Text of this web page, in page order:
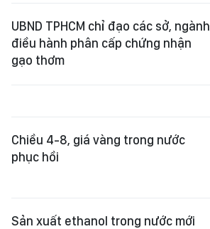
UBND TPHCM chỉ đạo các sở, ngành
điều hành phân cấp chứng nhận
gạo thơm
Chiều 4-8, giá vàng trong nước
phục hồi
Sản xuất ethanol trong nước mới